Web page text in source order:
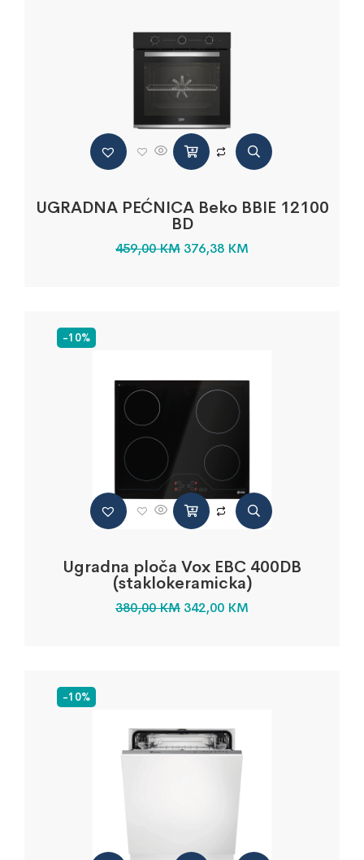
UGRADNA PEĆNICA Beko BBIE 12100
BD
459,00KM 376,38 KM
-10%
Ugradna ploča Vox EBC 400DB
(staklokeramicka)
380,00KM 342,00 KM
-10%